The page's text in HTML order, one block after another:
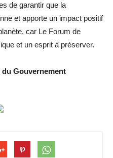
de garantir que la
et apporte un impact positif
car Le Forum de
et un esprit à préserver.
Gouvernement